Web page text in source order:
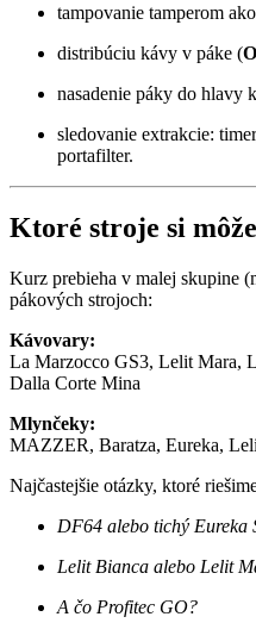
tampovanie tamperom
distribúciu kávy v páke (
nasadenie páky do hlavy
sledovanie extrakcie:
portafilter.
Ktoré stroje si
Kurz prebieha v malej skupine
pákových strojoch:
Kávovary:
La Marzocco GS3, Lelit Mara,
Dalla Corte Mina
Mlynčeky:
MAZZER, Baratza, Eureka,
Najčastejšie otázky, ktoré
DF64 alebo tichý Eureka
Lelit Bianca alebo Lelit
A čo Profitec GO?